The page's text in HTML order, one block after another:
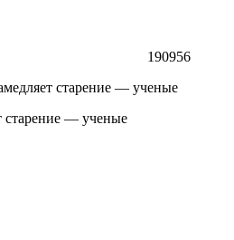
190956
старение — ученые